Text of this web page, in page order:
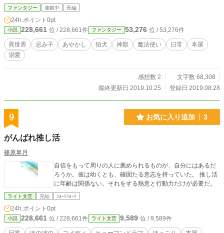
世界は【常世】と呼ばれる、あやかしが棲む世界。 それが、睦月の冒険の始
まりだった。 人間は睦月と睦月を助け保護した「なんでも本屋」の店主、伊
織だけ。 伊織は睦月を本来住む日本に帰そうと考えていた。 もう一度、あ
の生活に戻るなんて考えられない。なら、行動するしかないよね。 心に深い
傷を持つ少女が、本屋で働きながら、人でない存在に出会い、彼らの優しさに触
れ癒されていくお話です。
ファンタジー 連載中 長編
24h.ポイント 0pt
小説 228,661 位 / 228,661件 ファンタジー 53,276 位 / 53,276件
異世界 忌み子 あやかし 狛犬 神獣 魔法使い 日常
本屋
溺愛
感想数 2
文字数 68,308
最終更新日 2019.10.25
登録日 2019.08.28
9 お気に入り追加 3
がんばれ推し活
篠原皐月
自信をもって周りの人に薦められるものが、自分にはあるだ
ろうか。彼は幼くとも、確固たる意志を持っていた。 推し活
に年齢は関係ない。それをする熱意と行動力だけが必要だ。
ライト文芸 完結 ｼｮｰﾄｼｮｰﾄ
24h.ポイント 0pt
小説 228,661 位 / 228,661件 ライト文芸 9,589 位 / 9,589件